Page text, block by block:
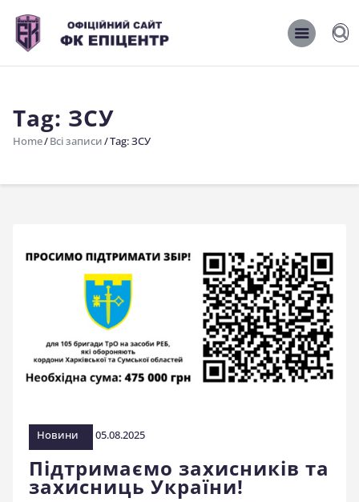
Tag: ЗСУ
Home Всі записи Tag: ЗСУ
ОФІЦІЙНИЙ САЙТ ФК ЕПІЦЕНТР
ОФІЦІЙНИЙ САЙТ ФК ЕПІЦЕНТР
Головна
Новини
Історія
Клуб
Фан-шоп
Правила поведінки на
стадіоні
Новини 05.08.2025
Підтримаємо захисників та
захисниць України!